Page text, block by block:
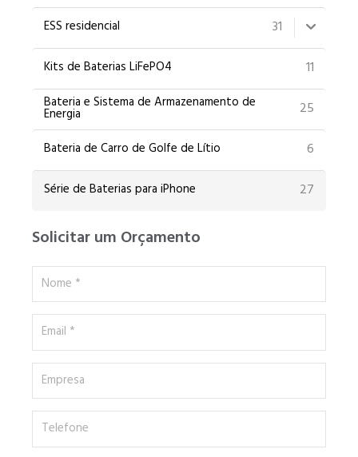
ESS residencial 31
Kits de Baterias LiFePO4 11
Bateria e Sistema de Armazenamento de
Energia 25
Bateria de Carro de Golfe de Lítio 6
Série de Baterias para iPhone 27
Solicitar um Orçamento
Nome
*
Email
*
Empresa
Telefone